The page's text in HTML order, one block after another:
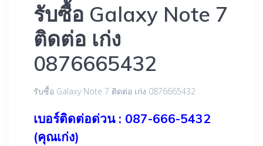
รับซื้อ Galaxy Note 7
ติดต่อ เก่ง
0876665432
รับซื้อ Galaxy Note 7 ติดต่อ เก่ง 0876665432
เบอร์ติดต่อด่วน : 087-666-5432
(คุณเก่ง)